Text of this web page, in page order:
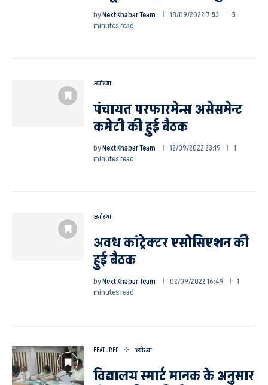
byNext Khabar Team 18/09/2022 7:53
5
minutes read
अयोध्या
पंचायत परफारमेन्स असेसमेन्ट
कमेटी की हुई बैठक
byNext Khabar Team 12/09/2022 23:19
1
minutes read
अयोध्या
अवध कांट्रेक्टर एसोसिएशन की
हुई बैठक
byNext Khabar Team 02/09/2022 16:49
1
minutes read
FEATURED अयोध्या
विद्यालय स्मार्ट मानक के अनुसार